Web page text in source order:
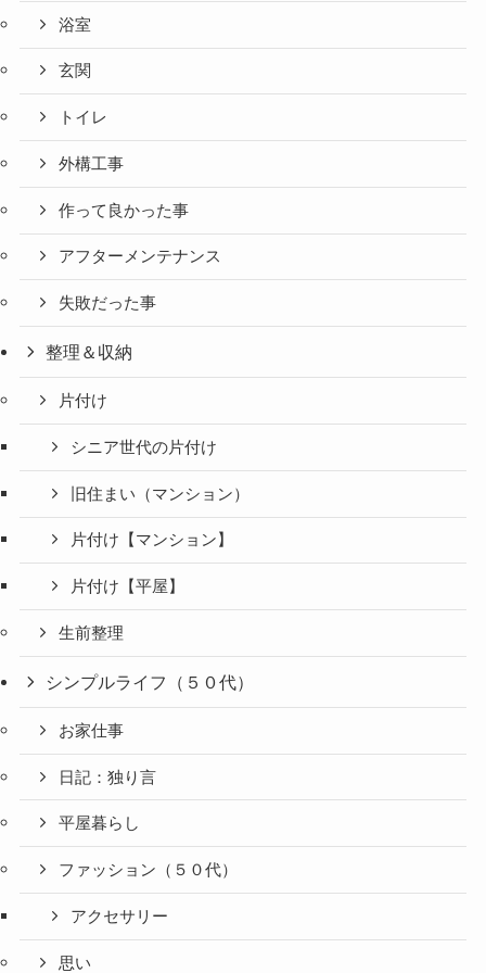
浴室
玄関
トイレ
外構工事
作って良かった事
アフターメンテナンス
失敗だった事
整理＆収納
片付け
シニア世代の片付け
旧住まい（マンション）
片付け【マンション】
片付け【平屋】
生前整理
シンプルライフ（５０代）
お家仕事
日記：独り言
平屋暮らし
ファッション（５０代）
アクセサリー
思い